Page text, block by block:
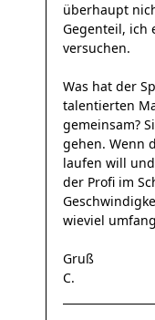
überhaupt
Gegenteil, ich
versuchen.
Was hat der
talentierten
gemeinsam?
gehen. Wenn
laufen will
der Profi im
wieviel
Gruß
C.